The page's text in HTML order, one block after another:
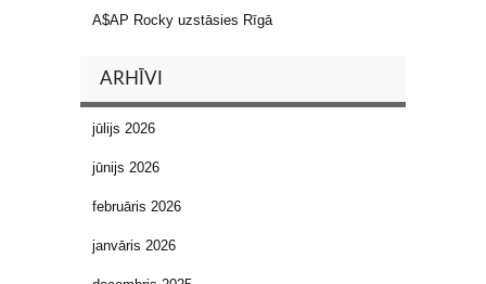
A$AP Rocky uzstāsies Rīgā
ARHĪVI
jūlijs 2026
jūnijs 2026
februāris 2026
janvāris 2026